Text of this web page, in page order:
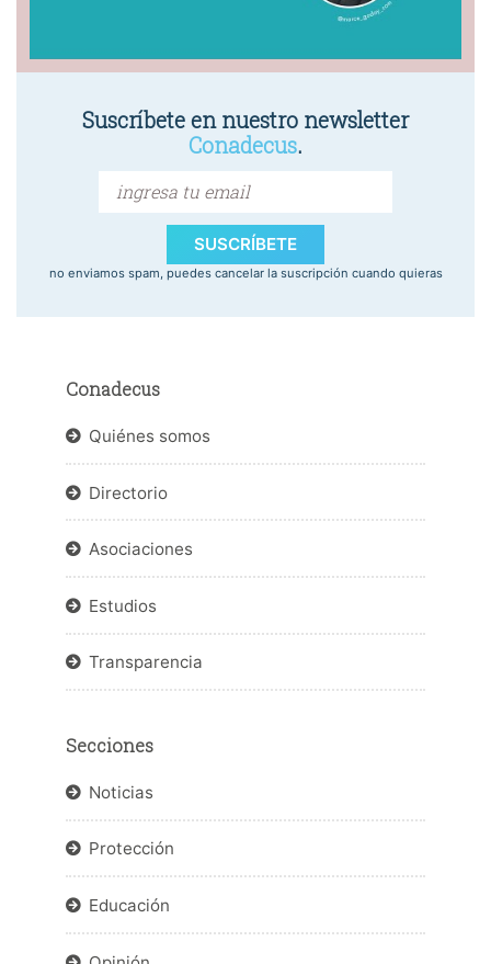
Suscríbete en nuestro newsletter
Conadecus.
SUSCRÍBETE
no enviamos spam, puedes cancelar la suscripción cuando quieras
Conadecus
Quiénes somos
Directorio
Asociaciones
Estudios
Transparencia
Secciones
Noticias
Protección
Educación